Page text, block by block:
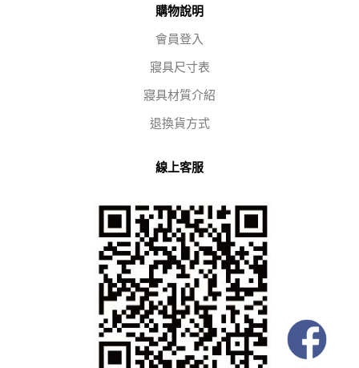
購物說明
會員登入
寢具尺寸表
寢具材質介紹
退換貨方式
線上客服